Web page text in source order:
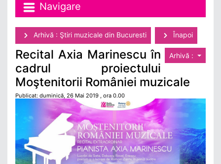
Navigare
Arhivă : Ştiri muzicale din Bucuresti Înapoi
Arhivă :
Recital Axia Marinescu în
cadrul proiectului
Moştenitorii României muzicale
Publicat: duminică, 26 Mai 2019 , ora 0.00